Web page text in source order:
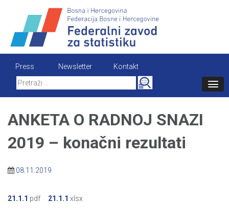
content
Press Newsletter
Kontakt
Search
for:
ANKETA O RADNOJ SNAZI
2019 – konačni rezultati
08.11.2019
21.1.1 pdf 21.1.1 xlsx